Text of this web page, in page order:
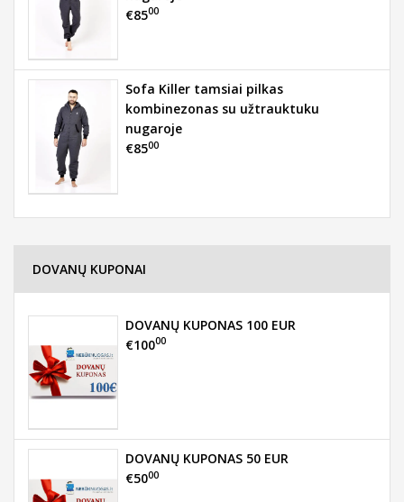
€8500
Sofa Killer tamsiai pilkas
kombinezonas su užtrauktuku
nugaroje
€8500
DOVANŲ KUPONAI
DOVANŲ KUPONAS 100 EUR
€10000
DOVANŲ KUPONAS 50 EUR
€5000